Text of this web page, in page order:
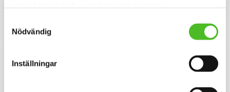
Nödvändig
Inställningar
siluettmotiv av en Korthårig
159SEK
INFO
storlekar 10 cm och 15 cm i
79SEK
Lägg